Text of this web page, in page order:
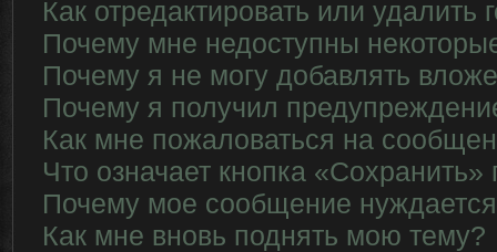
Как отредактировать или удалить
Почему мне недоступны
Почему я не могу добавлять
Почему я получил
Как мне пожаловаться на
Что означает кнопка
Почему мое сообщение
Как мне вновь поднять мою тему?